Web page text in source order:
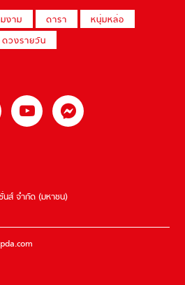
งาม ดารา
หนุ่มหล่อ
ดวงรายวัน
นส์ จำกัด (มหาชน)